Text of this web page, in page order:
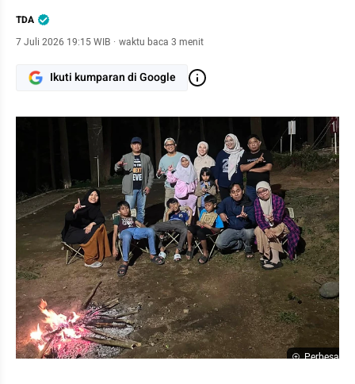
TDA
7 Juli 2026 19:15 WIB · waktu baca 3 menit
Ikuti kumparan di Google
Perbesar